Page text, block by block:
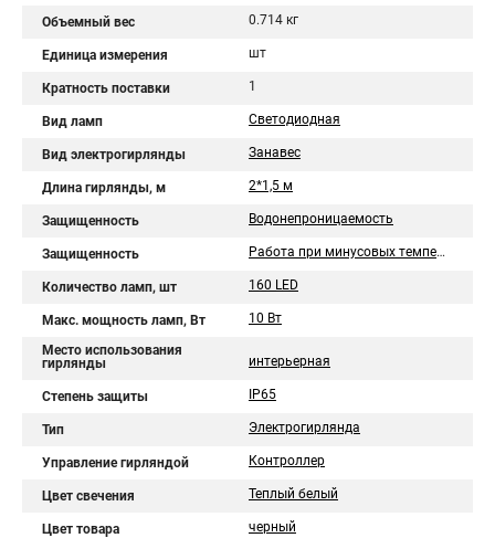
Объемный вес 0.714 кг
Единица измерения шт
Кратность поставки 1
Вид ламп Светодиодная
Вид электрогирлянды Занавес
Длина гирлянды, м 2*1,5 м
Защищенность Водонепроницаемость
Защищенность Работа при минусовых температурах
Количество ламп, шт 160 LED
Макс. мощность ламп, Вт 10 Вт
Место использования
гирлянды
интерьерная
Степень защиты IP65
Тип Электрогирлянда
Управление гирляндой Контроллер
Цвет свечения Теплый белый
Цвет товара черный